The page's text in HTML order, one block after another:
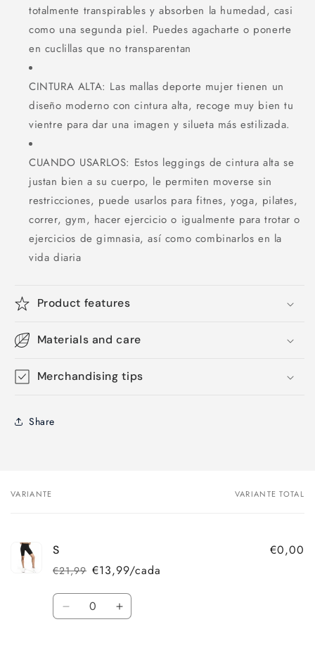
totalmente transpirables y absorben la humedad, casi
como una segunda piel. Puedes agacharte o ponerte
en cuclillas que no transparentan
CINTURA ALTA: Las mallas deporte mujer tienen un
diseño moderno con cintura alta, recoge muy bien tu
vientre para dar una imagen y silueta más estilizada.
CUANDO USARLOS: Estos leggings de cintura alta se
justan bien a su cuerpo, le permiten moverse sin
restricciones, puede usarlos para fitnes, yoga, pilates,
correr, gym, hacer ejercicio o igualmente para trotar o
ejercicios de gimnasia, así como combinarlos en la
vida diaria
Product features
Materials and care
Merchandising tips
Share
O
VARIANTE VARIANTE TOTAL
S
Preço
normal
€21,99
Preço
de
saldo
€13,99/cada
€0,00
Quantidade
Diminuir
Aumentar